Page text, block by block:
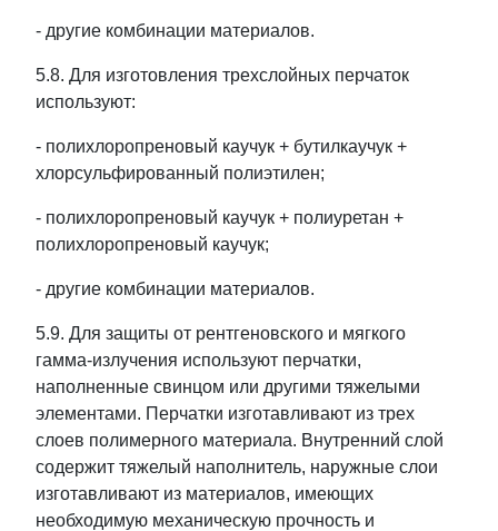
- другие комбинации материалов.
5.8. Для изготовления трехслойных перчаток
используют:
- полихлоропреновый каучук + бутилкаучук +
хлорсульфированный полиэтилен;
- полихлоропреновый каучук + полиуретан +
полихлоропреновый каучук;
- другие комбинации материалов.
5.9. Для защиты от рентгеновского и мягкого
гамма-излучения используют перчатки,
наполненные свинцом или другими тяжелыми
элементами. Перчатки изготавливают из трех
слоев полимерного материала. Внутренний слой
содержит тяжелый наполнитель, наружные слои
изготавливают из материалов, имеющих
необходимую механическую прочность и